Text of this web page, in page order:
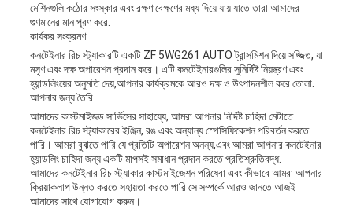
মেশিনগুলি কঠোর সংস্কার এবং রক্ষণাবেক্ষণের মধ্য দিয়ে যায় যাতে তারা আমাদের
গুণমানের মান পূরণ করে.
কার্যকর সংক্রমণ
কনটেইনার রিচ স্ট্যাকারটি একটি ZF 5WG261 AUTO ট্রান্সমিশন দিয়ে সজ্জিত, যা
মসৃণ এবং দক্ষ অপারেশন প্রদান করে। এটি কনটেইনারগুলির সুনির্দিষ্ট নিয়ন্ত্রণ এবং
হ্যান্ডলিংয়ের অনুমতি দেয়,আপনার কার্যক্রমকে আরও দক্ষ ও উৎপাদনশীল করে তোলা.
আপনার জন্য তৈরি
আমাদের কাস্টমাইজড সার্ভিসের সাহায্যে, আমরা আপনার নির্দিষ্ট চাহিদা মেটাতে
কনটেইনার রিচ স্ট্যাকারের ইঞ্জিন, রঙ এবং অন্যান্য স্পেসিফিকেশন পরিবর্তন করতে
পারি। আমরা বুঝতে পারি যে প্রতিটি অপারেশন অনন্য,এবং আমরা আপনার কনটেইনার
হ্যান্ডলিং চাহিদা জন্য একটি মাপসই সমাধান প্রদান করতে প্রতিশ্রুতিবদ্ধ.
আমাদের কনটেইনার রিচ স্ট্যাকার কাস্টমাইজেশন পরিষেবা এবং কীভাবে আমরা আপনার
ক্রিয়াকলাপ উন্নত করতে সহায়তা করতে পারি সে সম্পর্কে আরও জানতে আজই
আমাদের সাথে যোগাযোগ করুন।